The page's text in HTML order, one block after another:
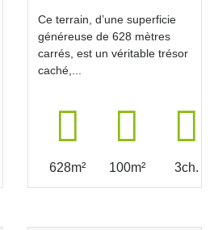
Ce terrain, d’une superficie
généreuse de 628 mètres
carrés, est un véritable trésor
caché,...
628m² 100m² 3ch.